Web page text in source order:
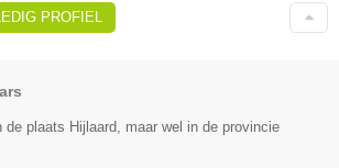
PROFIEL
de plaats Hijlaard, maar wel in de provincie